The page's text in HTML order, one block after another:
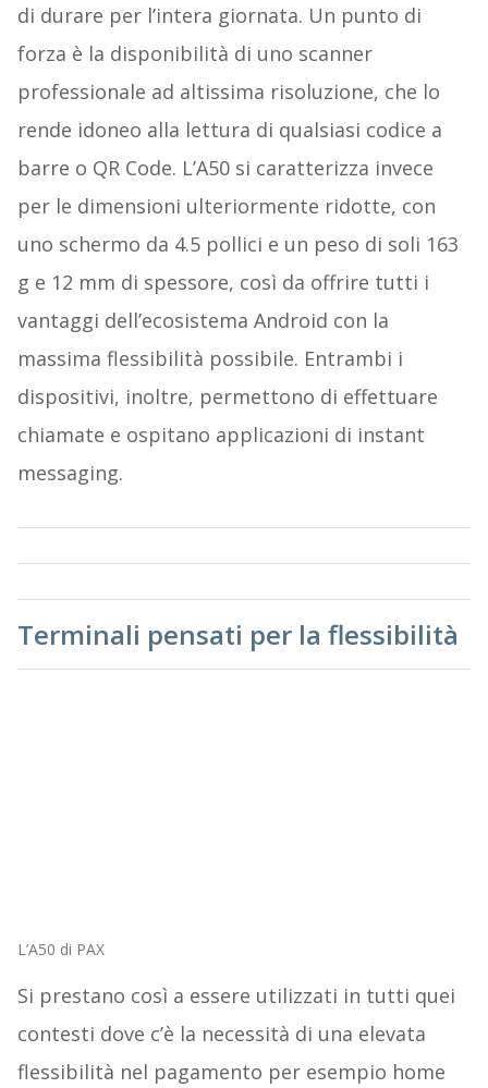
di durare per l’intera giornata. Un punto di
forza è la disponibilità di uno scanner
professionale ad altissima risoluzione, che lo
rende idoneo alla lettura di qualsiasi codice a
barre o QR Code. L’A50 si caratterizza invece
per le dimensioni ulteriormente ridotte, con
uno schermo da 4.5 pollici e un peso di soli 163
g e 12 mm di spessore, così da offrire tutti i
vantaggi dell’ecosistema Android con la
massima flessibilità possibile. Entrambi i
dispositivi, inoltre, permettono di effettuare
chiamate e ospitano applicazioni di instant
messaging.
Terminali pensati per la flessibilità
L’A50 di PAX
Si prestano così a essere utilizzati in tutti quei
contesti dove c’è la necessità di una elevata
flessibilità nel pagamento per esempio home